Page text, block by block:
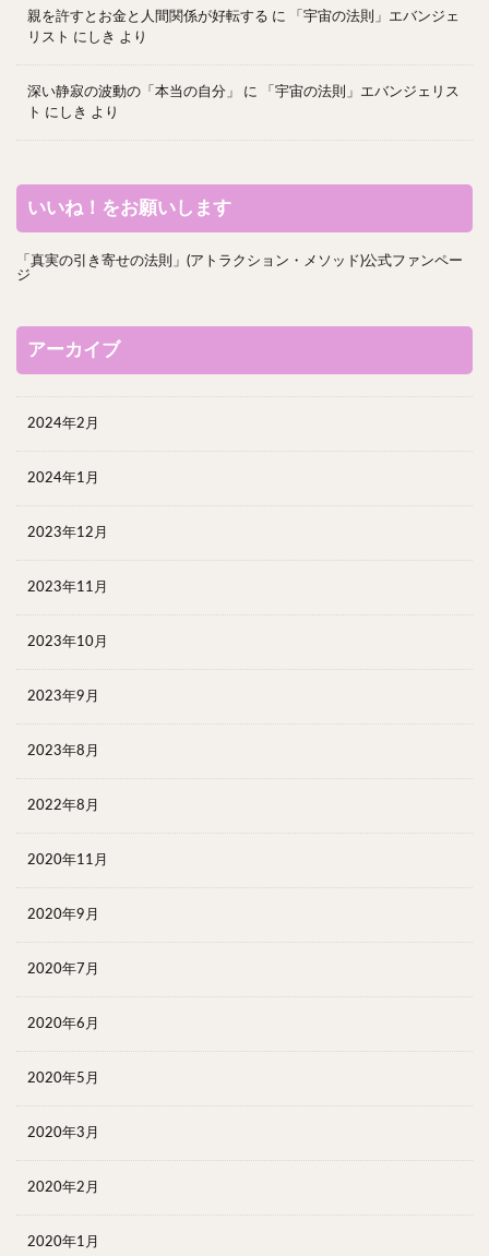
親を許すとお金と人間関係が好転する に
「宇宙の法則」エバンジェ
リスト にしき より
深い静寂の波動の「本当の自分」 に
「宇宙の法則」エバンジェリス
ト にしき より
いいね！をお願いします
「真実の引き寄せの法則」(アトラクション・メソッド)公式ファンペー
ジ
アーカイブ
2024年2月
2024年1月
2023年12月
2023年11月
2023年10月
2023年9月
2023年8月
2022年8月
2020年11月
2020年9月
2020年7月
2020年6月
2020年5月
2020年3月
2020年2月
2020年1月